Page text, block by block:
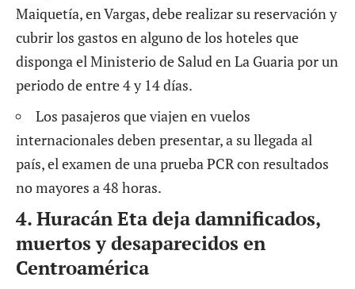
Maiquetía, en Vargas, debe realizar su reservación y
cubrir los gastos en alguno de los hoteles que
disponga el Ministerio de Salud en La Guaria por un
periodo de entre 4 y 14 días.
Los pasajeros que viajen en vuelos
internacionales deben presentar, a su llegada al
país, el examen de una prueba PCR con resultados
no mayores a 48 horas.
4.Huracán Etadeja damnificados,
muertos y desaparecidos en
Centroamérica